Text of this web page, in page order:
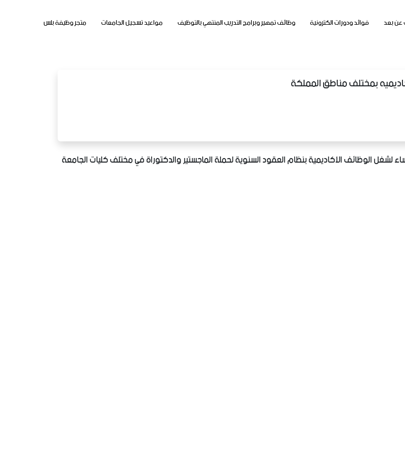
بعد فوائد ودورات الكترونية وظائف تمهير وبرامج التدريب المنتهي بالتوظيف مواعيد تسجيل الجامعات متجر وظيفة بلس
بمختلف مناطق المملكة
لشغل الوظائف الأكاديمية بنظام العقود السنوية لحملة الماجستير والدكتوراة في مختلف كليات الجامعة